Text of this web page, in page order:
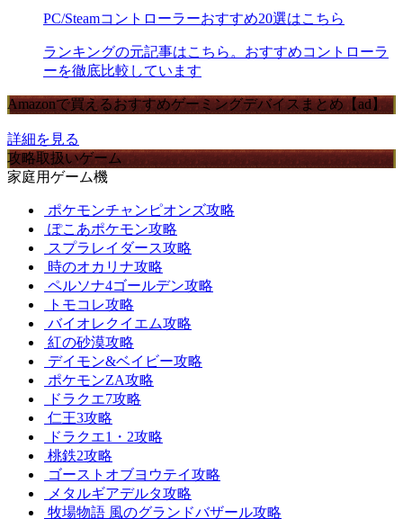
PC/Steamコントローラーおすすめ20選はこちら
ランキングの元記事はこちら。おすすめコントローラ
ーを徹底比較しています
Amazonで買えるおすすめゲーミングデバイスまとめ【ad】
詳細を見る
攻略取扱いゲーム
家庭用ゲーム機
ポケモンチャンピオンズ攻略
ぽこあポケモン攻略
スプラレイダース攻略
時のオカリナ攻略
ペルソナ4ゴールデン攻略
トモコレ攻略
バイオレクイエム攻略
紅の砂漠攻略
デイモン&ベイビー攻略
ポケモンZA攻略
ドラクエ7攻略
仁王3攻略
ドラクエ1・2攻略
桃鉄2攻略
ゴーストオブヨウテイ攻略
メタルギアデルタ攻略
牧場物語 風のグランドバザール攻略